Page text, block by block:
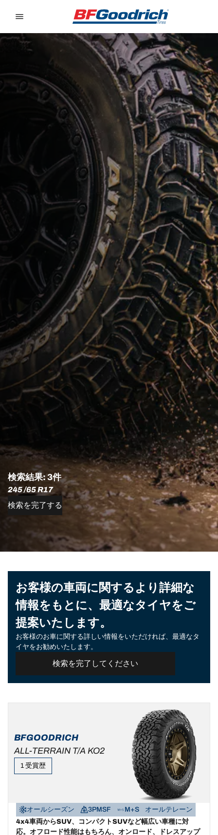
検索結果: 3件
245 /65 R17
検索を完了する
お客様の車両に関するより詳細な
情報をもとに、最適なタイヤをご
提案いたします。
お客様のお車に関する詳しい情報をいただければ、最適なタ
イヤをお勧めいたします。
検索を完了してください
BFGOODRICH
ALL-TERRAIN T/A KO2
1 受賞歴​
オールシーズン 3PMSF M+S
オールテレーン
4x4車両からSUV、コンパクトSUVなど幅広い車種に対
応。オフロード性能はもちろん、オンロード、ドレスアップ